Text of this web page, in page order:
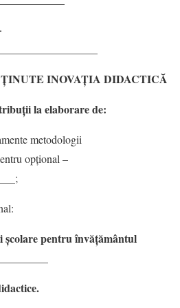
INOVAȚIA DIDACTICĂ
la elaborare de:
metodologii
opțional –
şcolare pentru învățământul